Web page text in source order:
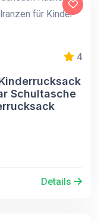
4
Schultasche
Details